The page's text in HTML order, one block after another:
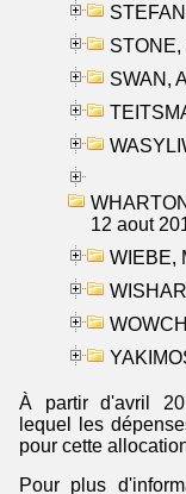
SWAN,
12 aout
WIEBE,
À partir d'avril
lequel les
pour cette
Pour plus